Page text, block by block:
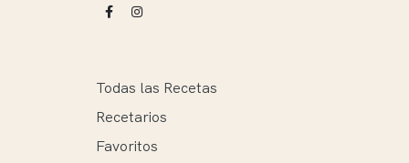
Todas las Recetas
Recetarios
Favoritos